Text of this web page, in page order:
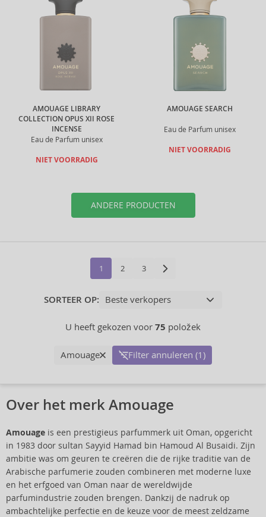
AMOUAGE LIBRARY
COLLECTION OPUS XII ROSE
INCENSE
Eau de Parfum unisex
NIET VOORRADIG
AMOUAGE SEARCH
Eau de Parfum unisex
NIET VOORRADIG
ANDERE PRODUCTEN
1 2 3
SORTEER OP:
U heeft gekozen voor 75 položek
Amouage Filter annuleren (1)
Over het merk Amouage
Amouage is een prestigieus parfummerk uit Oman, opgericht
in 1983 door sultan Sayyid Hamad bin Hamoud Al Busaidi. Zijn
ambitie was om geuren te creëren die de rijke traditie van de
Arabische parfumerie zouden combineren met moderne luxe
en het erfgoed van Oman naar de wereldwijde
parfumindustrie zouden brengen. Dankzij de nadruk op
ambachtelijke perfectie en de keuze voor de meest zeldzame